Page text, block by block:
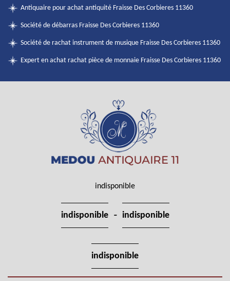
Antiquaire pour achat antiquité Fraisse Des Corbieres 11360
Société de débarras Fraisse Des Corbieres 11360
Société de rachat instrument de musique Fraisse Des Corbieres 11360
Expert en achat rachat pièce de monnaie Fraisse Des Corbieres 11360
indisponible
indisponible - indisponible
indisponible